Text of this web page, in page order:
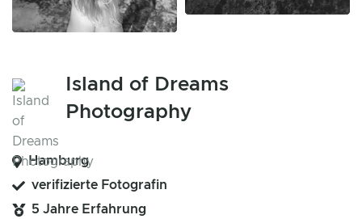
Island of Dreams
Photography
Hamburg
verifizierte Fotografin
5 Jahre Erfahrung